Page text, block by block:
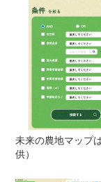
未来の農地マップ
供）